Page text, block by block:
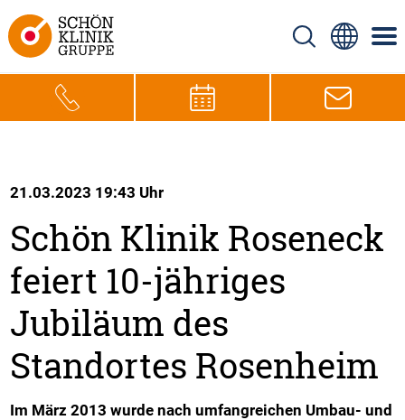
21.03.2023 19:43 Uhr
Schön Klinik Roseneck
feiert 10-jähriges
Jubiläum des
Standortes Rosenheim
Im März 2013 wurde nach umfangreichen Umbau- und